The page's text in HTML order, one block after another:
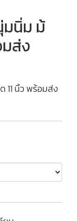
มนิ่ม ม้
ส่ง
11 นิ้ว พร้อมส่ง